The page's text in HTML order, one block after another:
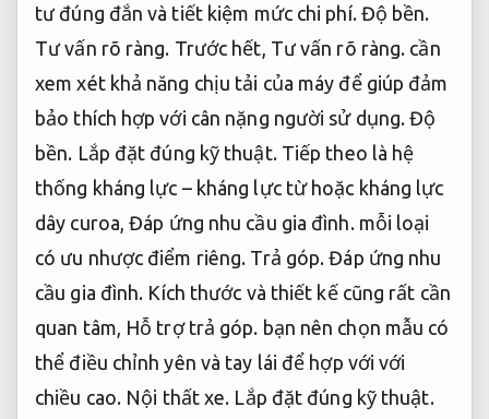
tư đúng đắn và tiết kiệm mức chi phí. Độ bền.
Tư vấn rõ ràng. Trước hết, Tư vấn rõ ràng. cần
xem xét khả năng chịu tải của máy để giúp đảm
bảo thích hợp với cân nặng người sử dụng.Độ
bền. Lắp đặt đúng kỹ thuật. Tiếp theo là hệ
thống kháng lực – kháng lực từ hoặc kháng lực
dây curoa,Đáp ứng nhu cầu gia đình. mỗi loại
có ưu nhược điểm riêng. Trả góp. Đáp ứng nhu
cầu gia đình. Kích thước và thiết kế cũng rất cần
quan tâm, Hỗ trợ trả góp. bạn nên chọn mẫu có
thể điều chỉnh yên và tay lái để hợp với với
chiều cao. Nội thất xe. Lắp đặt đúng kỹ thuật.